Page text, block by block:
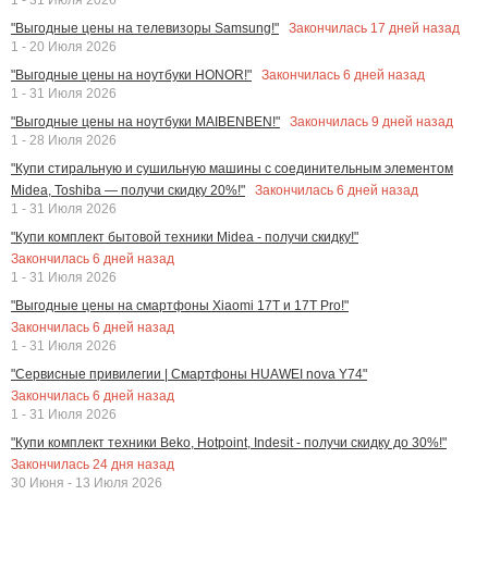
"Выгодные цены на телевизоры Samsung!"
Закончилась 17 дней назад
1 - 20 Июля 2026
"Выгодные цены на ноутбуки HONOR!"
Закончилась 6 дней назад
1 - 31 Июля 2026
"Выгодные цены на ноутбуки MAIBENBEN!"
Закончилась 9 дней назад
1 - 28 Июля 2026
"Купи стиральную и сушильную машины с соединительным элементом
Midea, Toshiba — получи скидку 20%!"
Закончилась 6 дней назад
1 - 31 Июля 2026
"Купи комплект бытовой техники Midea - получи скидку!"
Закончилась 6 дней назад
1 - 31 Июля 2026
"Выгодные цены на смартфоны Xiaomi 17T и 17T Pro!"
Закончилась 6 дней назад
1 - 31 Июля 2026
"Сервисные привилегии | Смартфоны HUAWEI nova Y74"
Закончилась 6 дней назад
1 - 31 Июля 2026
"Купи комплект техники Beko, Hotpoint, Indesit - получи скидку до 30%!"
Закончилась 24 дня назад
30 Июня - 13 Июля 2026